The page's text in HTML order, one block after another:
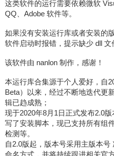
这类软件的运行需要依赖微软
QQ、Adobe 软件等。
如果没有安装运行库或者安装的
软件启动时报错，提示缺少 dll 文
该软件由 nanlon 制作，感谢！
本运行库合集源于个人爱好，自
Beta）以来，经过不断地迭代更
辑已趋成熟；
现于2020年8月1日正式发布2.0
写了安装脚本，现已支持所有组
检测等。
自2.0版起，版本号采用主版本
命名方式，并将持续跟进相关官